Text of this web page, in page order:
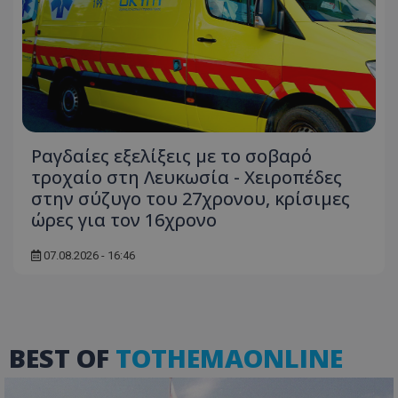
Ραγδαίες εξελίξεις με το σοβαρό
τροχαίο στη Λευκωσία - Χειροπέδες
στην σύζυγο του 27χρονου, κρίσιμες
ώρες για τον 16χρονο
07.08.2026 - 16:46
BEST OF TOTHEMAONLINE
ASP.NET_SessionId
Microsoft Corporation